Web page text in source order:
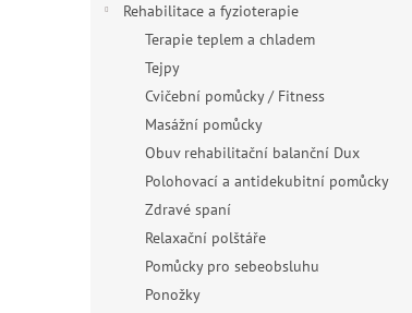
Rehabilitace a fyzioterapie
Terapie teplem a chladem
Tejpy
Cvičební pomůcky / Fitness
Masážní pomůcky
Obuv rehabilitační balanční Dux
Polohovací a antidekubitní pomůcky
Zdravé spaní
Relaxační polštáře
Pomůcky pro sebeobsluhu
Ponožky